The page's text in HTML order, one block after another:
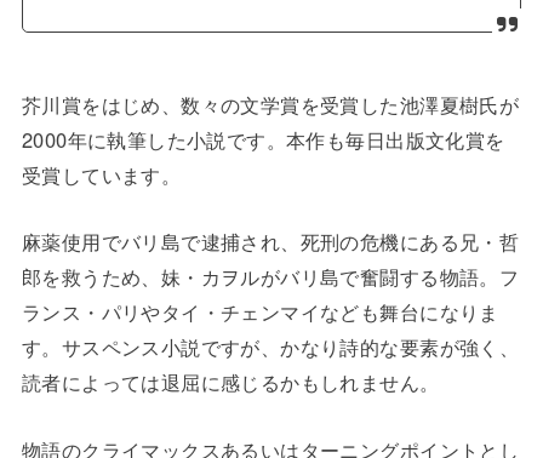
芥川賞をはじめ、数々の文学賞を受賞した池澤夏樹氏が
2000年に執筆した小説です。本作も毎日出版文化賞を
受賞しています。
麻薬使用でバリ島で逮捕され、死刑の危機にある兄・哲
郎を救うため、妹・カヲルがバリ島で奮闘する物語。フ
ランス・パリやタイ・チェンマイなども舞台になりま
す。サスペンス小説ですが、かなり詩的な要素が強く、
読者によっては退屈に感じるかもしれません。
物語のクライマックスあるいはターニングポイントとし